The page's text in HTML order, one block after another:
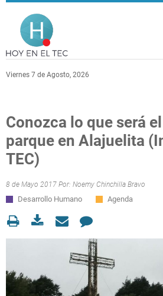
Pasar al contenido principal
Viernes 7 de Agosto, 2026
Conozca lo que será
parque en Alajuelita
TEC)
8 de Mayo 2017 Por: Noemy Chinchilla Bravo
Desarrollo Humano Agenda